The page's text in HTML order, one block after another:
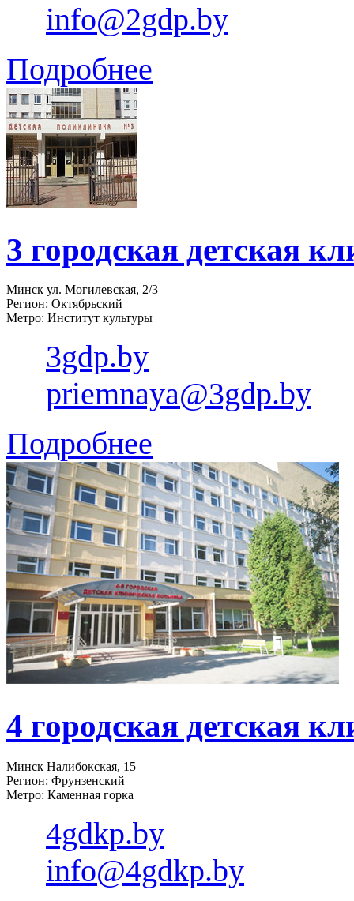
info@2gdp.by
Подробнее
3 городская детская
Минск ул. Могилевская, 2/3
Регион: Октябрьский
Метро: Институт культуры
3gdp.by
priemnaya@3gdp.by
Подробнее
4 городская детская
Минск Налибокская, 15
Регион: Фрунзенский
Метро: Каменная горка
4gdkp.by
info@4gdkp.by